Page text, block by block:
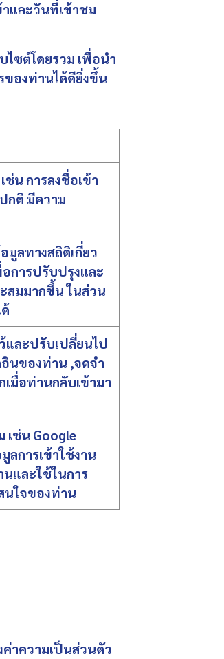
และวันที่เข้าชม
ไซต์โดยรวม เพื่อนำ
ของท่านได้ดียิ่งขึ้น
น การลงชื่อเข้า
กติ มีความ
มูลทางสถิติเกี่ยว
การปรับปรุงและ
สมมากขึ้น ในส่วน
และปรับเปลี่ยนไป
นของท่าน ,จดจำ
มื่อท่านกลับเข้ามา
เช่น Google
ลการเข้าใช้งาน
และใช้ในการ
นใจของท่าน
ค่าความเป็นส่วนตัว